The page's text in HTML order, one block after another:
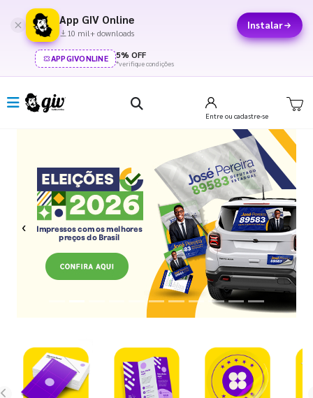
App GIV Online
10 mil+ downloads
Instalar
APPGIVONLINE 5% OFF
*verifique condições
Entre ou cadastre-se
Previous Next